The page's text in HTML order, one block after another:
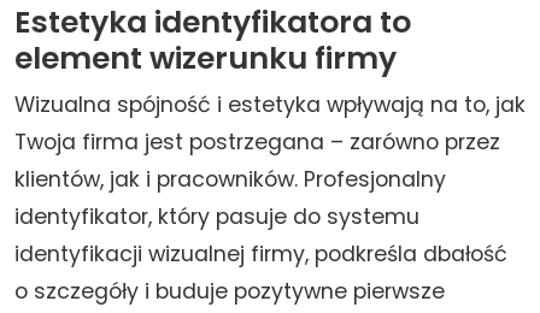
Estetyka identyfikatora to
element wizerunku firmy
Wizualna spójność i estetyka wpływają na to, jak
Twoja firma jest postrzegana – zarówno przez
klientów, jak i pracowników. Profesjonalny
identyfikator, który pasuje do systemu
identyfikacji wizualnej firmy, podkreśla dbałość
o szczegóły i buduje pozytywne pierwsze